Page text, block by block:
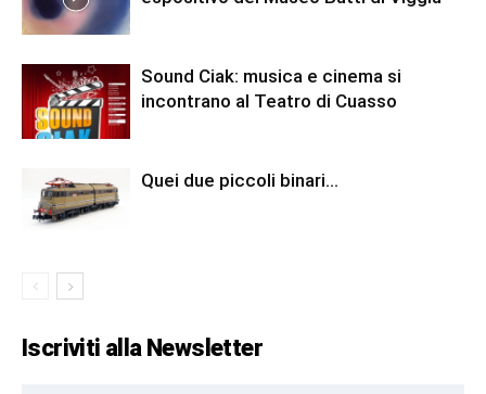
Sound Ciak: musica e cinema si
incontrano al Teatro di Cuasso
Quei due piccoli binari…
Iscriviti alla Newsletter